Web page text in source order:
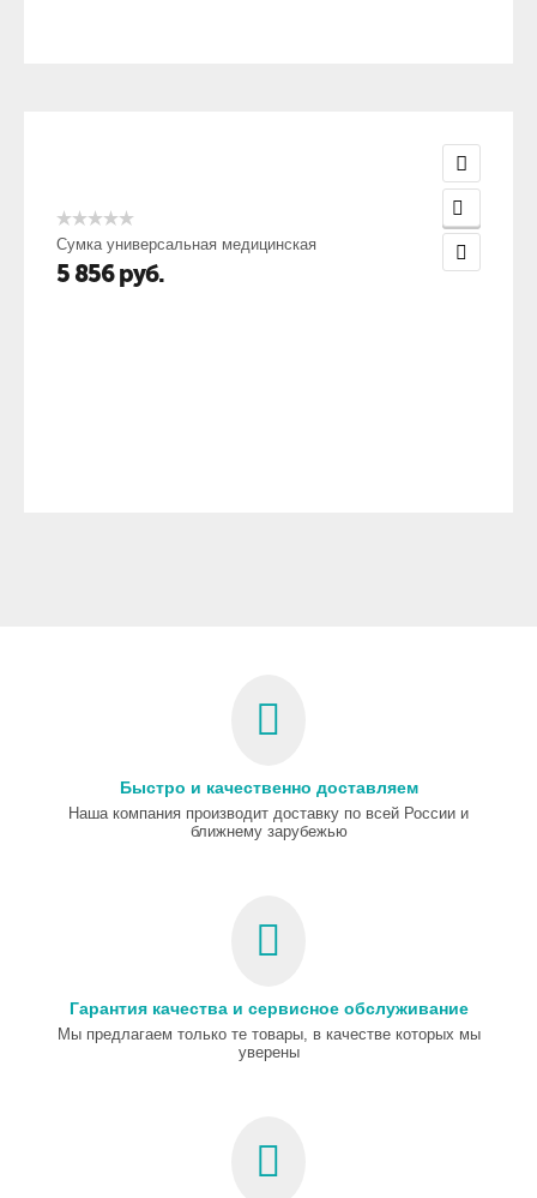
Сумка универсальная медицинская
5 856 руб.
Быстро и качественно доставляем
Наша компания производит доставку по всей России и
ближнему зарубежью
Гарантия качества и сервисное обслуживание
Мы предлагаем только те товары, в качестве которых мы
уверены